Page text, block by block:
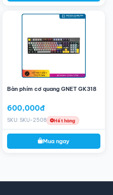
Bàn phím cơ quang GNET GK318
600,000đ
SKU: SKU-2508 Hết hàng
Mua ngay